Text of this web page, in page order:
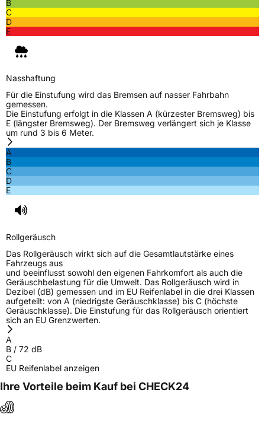
EU Label
EffizienzC
NasshaftungB
Rollgeräusch (Klasse)B
Rollgeräusch (dB)
3PMSF / Schneeflockensymbol / Alpine-SymbolNein
EPREL ID540298
Allgemeine Produktsicherheit (GPSR)
liu.yang@hengfengtires.com
Verantwortliche
in der EU
SHG Consulting, YongAn Street Guangrao
County Dongying City Shandong Province
B
C
D
E
Nasshaftung
Für die Einstufung wird das Bremsen auf nasser Fahrbahn
gemessen.
Die Einstufung erfolgt in die Klassen A (kürzester Bremsweg) bis
E (längster Bremsweg). Der Bremsweg verlängert sich je Klasse
um rund 3 bis 6 Meter.
A
B
C
D
E
Rollgeräusch
Das Rollgeräusch wirkt sich auf die Gesamtlautstärke eines
Fahrzeugs aus
und beeinflusst sowohl den eigenen Fahrkomfort als auch die
Geräuschbelastung für die Umwelt. Das Rollgeräusch wird in
Dezibel (dB) gemessen und im EU Reifenlabel in die drei Klassen
aufgeteilt: von A (niedrigste Geräuschklasse) bis C (höchste
Geräuschklasse). Die Einstufung für das Rollgeräusch orientiert
sich an EU Grenzwerten.
A
B / 72 dB
C
EU Reifenlabel anzeigen
Ihre Vorteile beim Kauf bei CHECK24